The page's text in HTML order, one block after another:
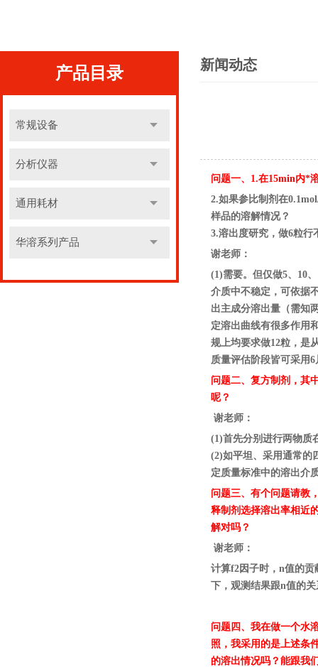
产品目录
常规设备
分析仪器
通用耗材
华溶系列产品
新闻动态
问题一、1.在15min内*
2.如果参比制剂在
样品的溶解情况？
3.溶出度研究，做6粒行
谢老师：
(1)需要。但仅做5、10
介质中不稳定，可依据
出主成分溶出量（需知
定溶出曲线有很多作用
规上均要求做12粒，是
质量评估阶段皆可采用
问题二、复方制剂，其
呢？
谢老师：
(1)首先分别进行两物质
(2)如平坦、采用通常的
定质量标准中的溶出介
问题三、有个问题请教
释制剂选择溶出率相近
解对吗？
谢老师：
计算f2因子时，n值的
下，观测结果跟n值的
问题四、我在做一个水
照，我采用的是上述条
的溶出情况吗？能跟我